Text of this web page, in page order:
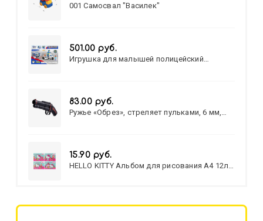
001 Самосвал "Василек"
501.00 руб.
Игрушка для малышей полицейский
83.00 руб.
Ружье «Обрез», стреляет пульками, 6 мм,
15.90 руб.
HELLO KITTY Альбом для рисования А4 12л.